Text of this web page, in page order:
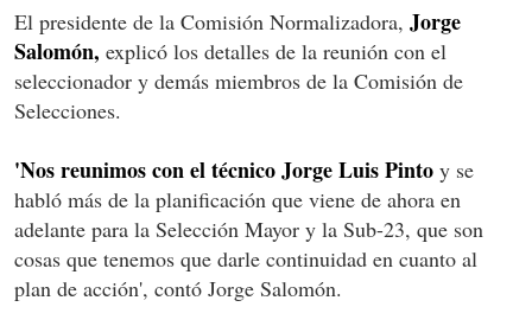
El presidente de la Comisión Normalizadora, Jorge
Salomón, explicó los detalles de la reunión con el
seleccionador y demás miembros de la Comisión de
Selecciones.
'Nos reunimos con el técnico Jorge Luis Pinto y se
habló más de la planificación que viene de ahora en
adelante para la Selección Mayor y la Sub-23, que son
cosas que tenemos que darle continuidad en cuanto al
plan de acción', contó Jorge Salomón.